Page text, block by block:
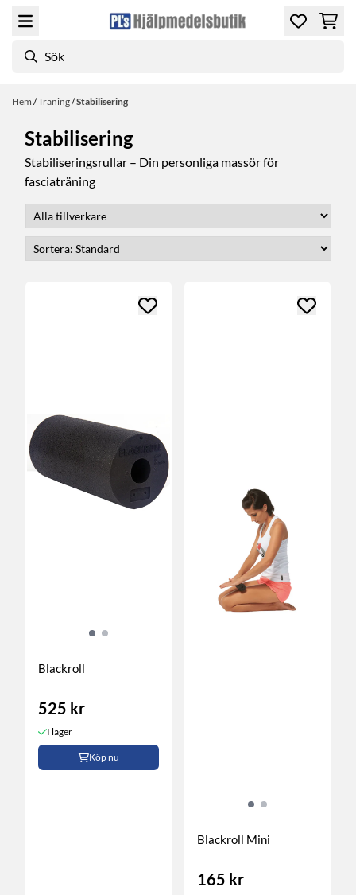
Hoppa till innehåll
Hem /Träning/Stabilisering
Stabilisering
Stabiliseringsrullar – Din personliga massör för
fasciaträning
Blackroll
525 kr
I lager
Köp nu
Blackroll Mini
165 kr